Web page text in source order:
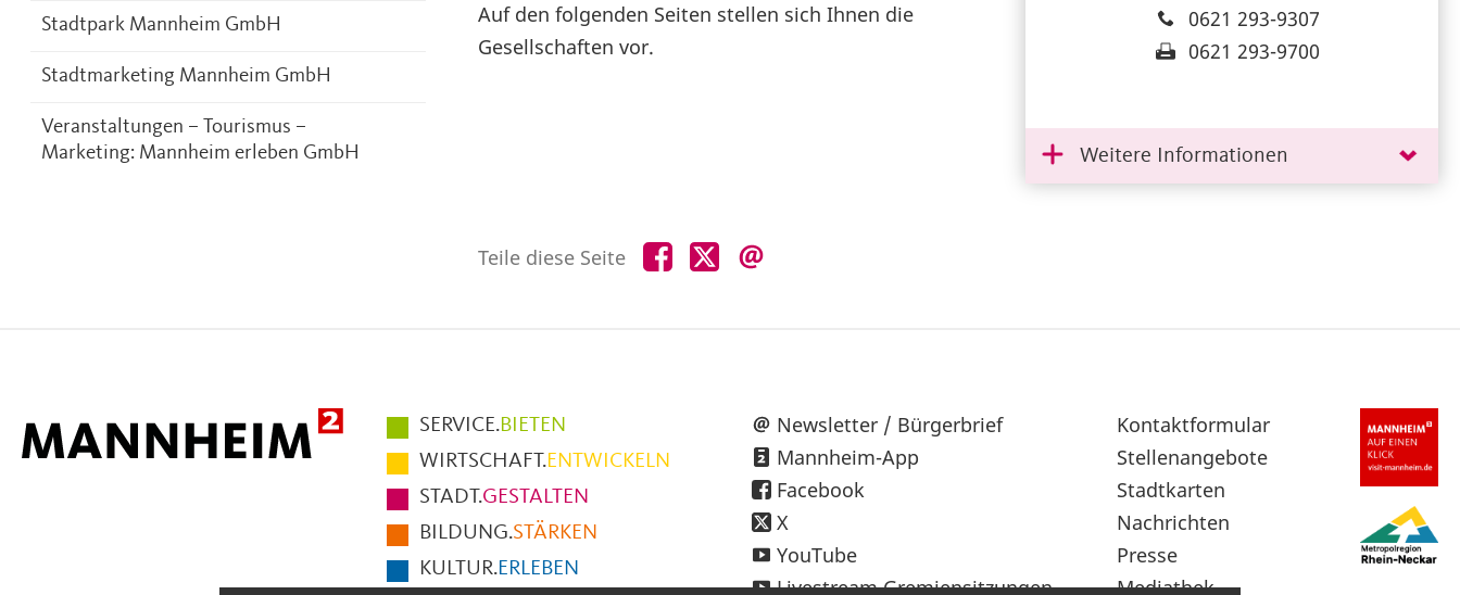
Stadtpark Mannheim GmbH
Stadtmarketing Mannheim GmbH
Veranstaltungen – Tourismus –
Marketing: Mannheim erleben GmbH
0621 293-9307
0621 293-9700
Weitere Informationen
Auf den folgenden Seiten stellen sich Ihnen die
Gesellschaften vor.
Teile diese Seite Teile
diese
Teile
diese
Hauptmenüpunkte
im
Fußbereich
der
Seite
SERVICE.BIETEN
WIRTSCHAFT.ENTWICKELN
STADT.GESTALTEN
BILDUNG.STÄRKEN
KULTUR.ERLEBEN
Newsletter / Bürgerbrief
Mannheim-App
Facebook
X
YouTube
Livestream Gremiensitzungen
Sekundärnavigation
im
Fußbereich
Kontaktformular
Stellenangebote
Stadtkarten
Nachrichten
Presse
Mediathek